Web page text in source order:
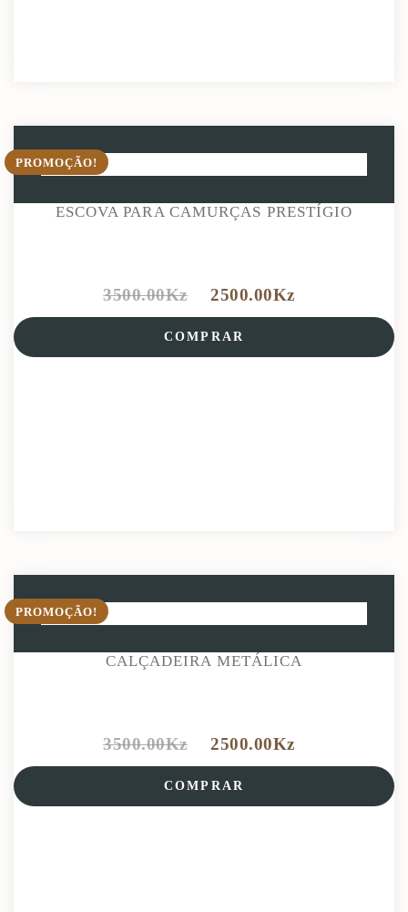
PROMOÇÃO!
ESCOVA PARA CAMURÇAS PRESTÍGIO
3500.00Kz 2500.00Kz
COMPRAR
PROMOÇÃO!
CALÇADEIRA METÁLICA
3500.00Kz 2500.00Kz
COMPRAR